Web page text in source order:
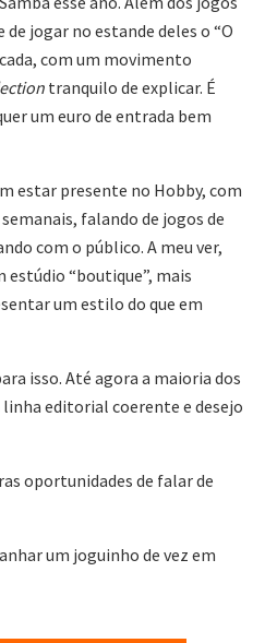
jogar no estande deles o “O
com um movimento
tranquilo de explicar. É
um euro de entrada bem
estar presente no Hobby, com
falando de jogos de
com o público. A meu ver,
estúdio “boutique”, mais
um estilo do que em
isso. Até agora a maioria dos
editorial coerente e desejo
oportunidades de falar de
um joguinho de vez em